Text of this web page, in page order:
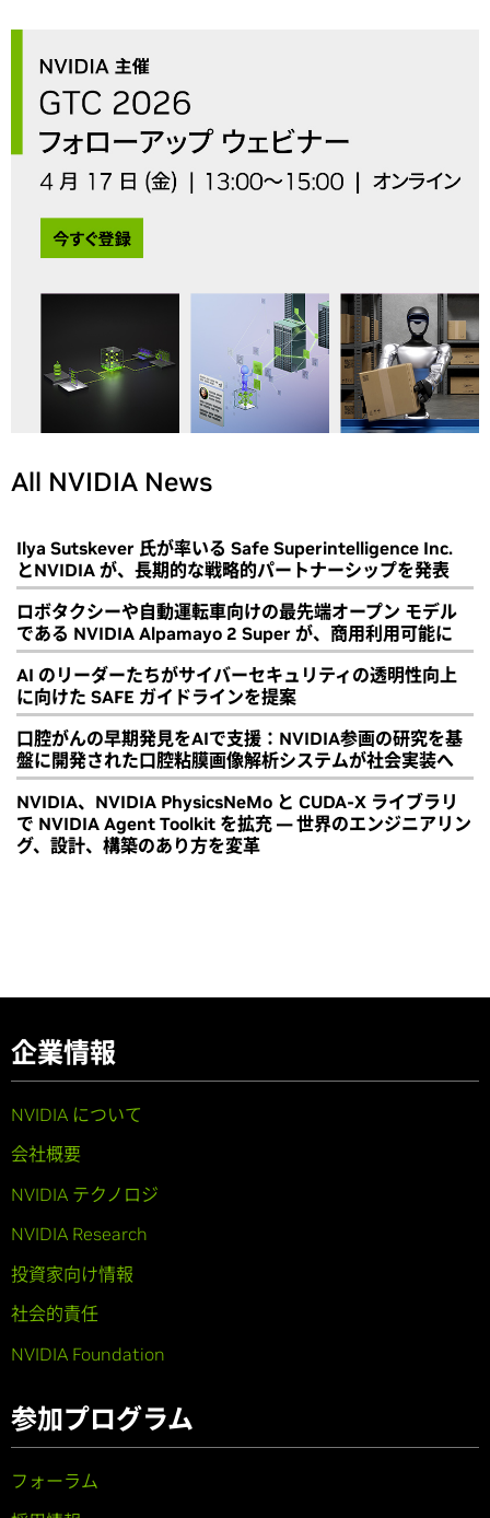
All NVIDIA News
Ilya Sutskever 氏が率いる Safe Superintelligence Inc.
とNVIDIA が、長期的な戦略的パートナーシップを発表
ロボタクシーや自動運転車向けの最先端オープン モデル
である NVIDIA Alpamayo 2 Super が、商用利用可能に
AI のリーダーたちがサイバーセキュリティの透明性向上
に向けた SAFE ガイドラインを提案
口腔がんの早期発見をAIで支援：NVIDIA参画の研究を基
盤に開発された口腔粘膜画像解析システムが社会実装へ
NVIDIA、NVIDIA PhysicsNeMo と CUDA-X ライブラリ
で NVIDIA Agent Toolkit を拡充 ― 世界のエンジニアリン
グ、設計、構築のあり方を変革
企業情報
NVIDIA について
会社概要
NVIDIA テクノロジ
NVIDIA Research
投資家向け情報
社会的責任
NVIDIA Foundation
参加プログラム
フォーラム